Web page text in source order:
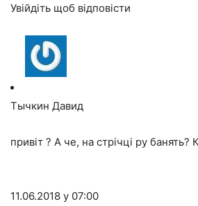
Увійдіть щоб відповісти
Тычкин Давид
привіт ? А че, на стрічці ру банять?
11.06.2018 у 07:00